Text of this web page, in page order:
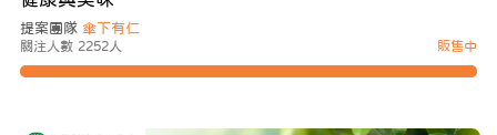
提案團隊 傘下有仁
關注人數 2252人 販售中